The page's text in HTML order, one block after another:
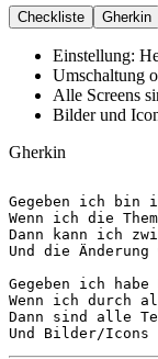
Checkliste Gherkin
Einstellung:
Umschaltung
Alle Screens
Bilder und
Gherkin
Gegeben
Wenn
Dann
Und
die
Gegeben
Wenn
Dann
Und
Bilder/Icons